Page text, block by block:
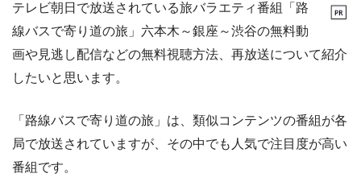
テレビ朝日で放送されている旅バラエティ番組「路
線バスで寄り道の旅」六本木～銀座～渋谷の無料動
画や見逃し配信などの無料視聴方法、再放送について紹介
したいと思います。
「路線バスで寄り道の旅」は、類似コンテンツの番組が各
局で放送されていますが、その中でも人気で注目度が高い
番組です。